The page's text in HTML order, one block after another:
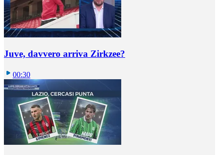
Juve, davvero arriva Zirkzee?
00:30